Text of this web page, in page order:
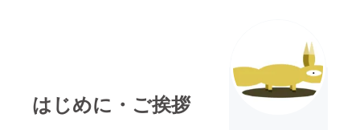
はじめに・ご挨拶